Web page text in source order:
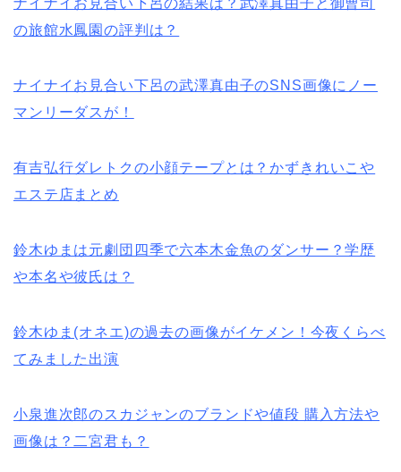
ナイナイお見合い下呂の結果は？武澤真由子と御曹司
の旅館水鳳園の評判は？
ナイナイお見合い下呂の武澤真由子のSNS画像にノー
マンリーダスが！
有吉弘行ダレトクの小顔テープとは？かずきれいこや
エステ店まとめ
鈴木ゆまは元劇団四季で六本木金魚のダンサー？学歴
や本名や彼氏は？
鈴木ゆま(オネエ)の過去の画像がイケメン！今夜くらべ
てみました出演
小泉進次郎のスカジャンのブランドや値段 購入方法や
画像は？二宮君も？